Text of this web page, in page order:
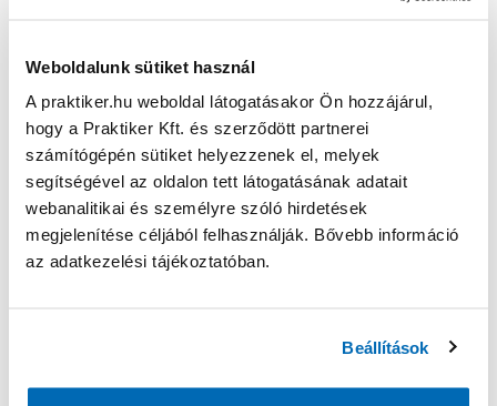
Weboldalunk sütiket használ
A praktiker.hu weboldal látogatásakor Ön hozzájárul,
hogy a Praktiker Kft. és szerződött partnerei
számítógépén sütiket helyezzenek el, melyek
segítségével az oldalon tett látogatásának adatait
webanalitikai és személyre szóló hirdetések
megjelenítése céljából felhasználják. Bővebb információ
az adatkezelési tájékoztatóban.
Beállítások
Oldal újratöltése